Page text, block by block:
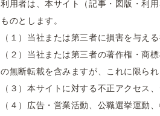
利用者は、本サイト（記事・図版・利
ものとします。
（１）当社または第三者に損害を与え
（２）当社または第三者の著作権・商
の無断転載を含みますが、これに限られ
（３）本サイトに対する不正アクセス
（４）広告・営業活動、公職選挙運動